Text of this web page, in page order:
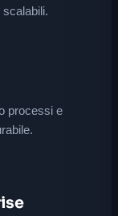
processi e